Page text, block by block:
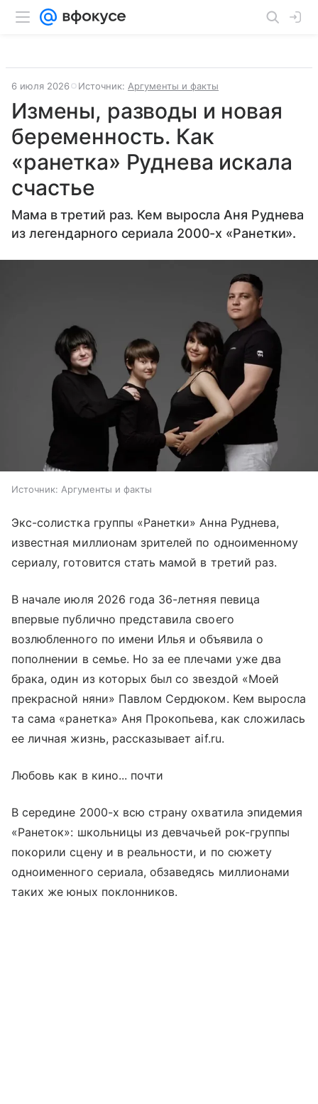
6 июля 2026 Источник: Аргументы и факты
Измены, разводы и новая
беременность. Как
«ранетка» Руднева искала
счастье
Мама в третий раз. Кем выросла Аня Руднева
из легендарного сериала 2000-х «Ранетки».
Источник: Аргументы и факты
Экс-солистка группы «Ранетки» Анна Руднева,
известная миллионам зрителей по одноименному
сериалу, готовится стать мамой в третий раз.
В начале июля 2026 года 36-летняя певица
впервые публично представила своего
возлюбленного по имени Илья и объявила о
пополнении в семье. Но за ее плечами уже два
брака, один из которых был со звездой «Моей
прекрасной няни» Павлом Сердюком. Кем выросла
та сама «ранетка» Аня Прокопьева, как сложилась
ее личная жизнь, рассказывает aif.ru.
Любовь как в кино... почти
В середине 2000-х всю страну охватила эпидемия
«Ранеток»: школьницы из девчачьей рок-группы
покорили сцену и в реальности, и по сюжету
одноименного сериала, обзаведясь миллионами
таких же юных поклонников.